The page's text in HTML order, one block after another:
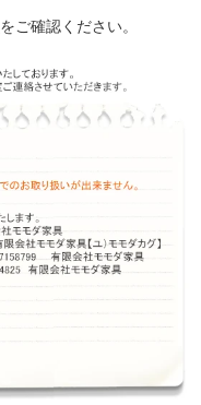
をご確認ください。